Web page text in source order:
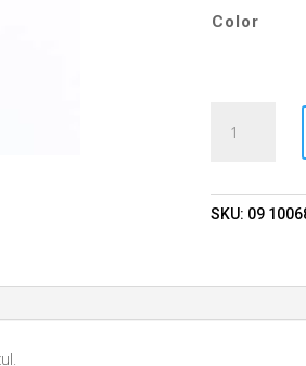
Color
VICHY
10068
SKU: 09